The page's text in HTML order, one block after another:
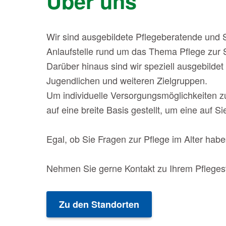
Wir sind ausgebildete Pflegeberatende
Anlaufstelle rund um das Thema Pflege zur
Darüber hinaus sind wir speziell
Jugendlichen und weiteren Zielgruppen.
Um individuelle Versorgungsmöglichkeiten
auf eine breite Basis gestellt, um eine auf
Egal, ob Sie Fragen zur Pflege im Alter
Nehmen Sie gerne Kontakt zu Ihrem
Zu den Standorten